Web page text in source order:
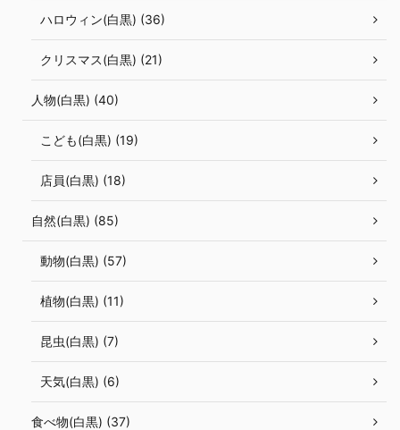
ハロウィン(白黒) (36)
クリスマス(白黒) (21)
人物(白黒) (40)
こども(白黒) (19)
店員(白黒) (18)
自然(白黒) (85)
動物(白黒) (57)
植物(白黒) (11)
昆虫(白黒) (7)
天気(白黒) (6)
食べ物(白黒) (37)